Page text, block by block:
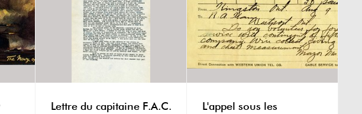
Lettre du capitaine F.A.C.
L'appel sous les